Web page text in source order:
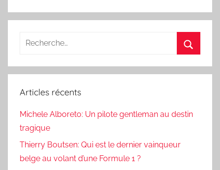
Recherche
:
Articles récents
Michele Alboreto: Un pilote gentleman au destin
tragique
Thierry Boutsen: Qui est le dernier vainqueur
belge au volant d’une Formule 1 ?